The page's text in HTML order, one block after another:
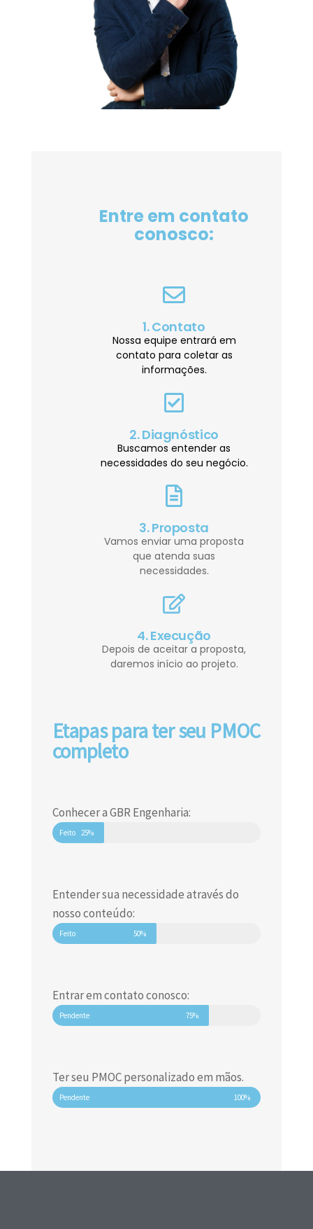
Entre em contato
conosco:
1. Contato
Nossa equipe entrará em
contato para coletar as
informações.
2. Diagnóstico
Buscamos entender as
necessidades do seu negócio.
3. Proposta
Vamos enviar uma proposta
que atenda suas
necessidades.
4. Execução
Depois de aceitar a proposta,
daremos início ao projeto.
Etapas para ter seu PMOC
completo
Conhecer a GBR Engenharia:
Feito 25%
Entender sua necessidade através do
nosso conteúdo:
Feito 50%
Entrar em contato conosco:
Pendente 75%
Ter seu PMOC personalizado em mãos.
Pendente 100%